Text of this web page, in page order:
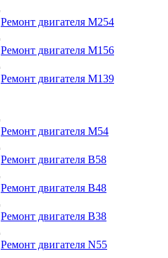
Ремонт двигателя М254
Ремонт двигателя М156
Ремонт двигателя M139
Ремонт двигателя М54
Ремонт двигателя B58
Ремонт двигателя В48
Ремонт двигателя В38
Ремонт двигателя N55